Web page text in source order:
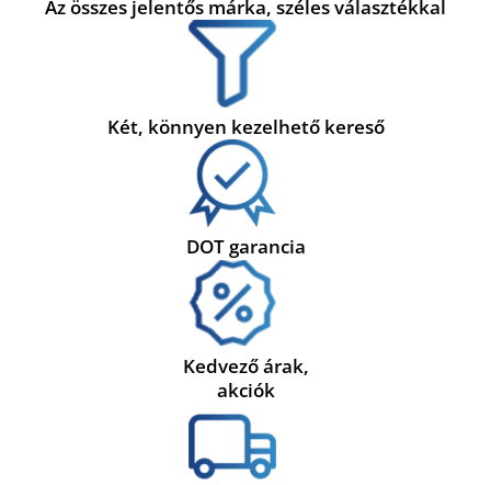
Az összes jelentős márka, széles választékkal
Két, könnyen kezelhető kereső
DOT garancia
Kedvező árak,
akciók